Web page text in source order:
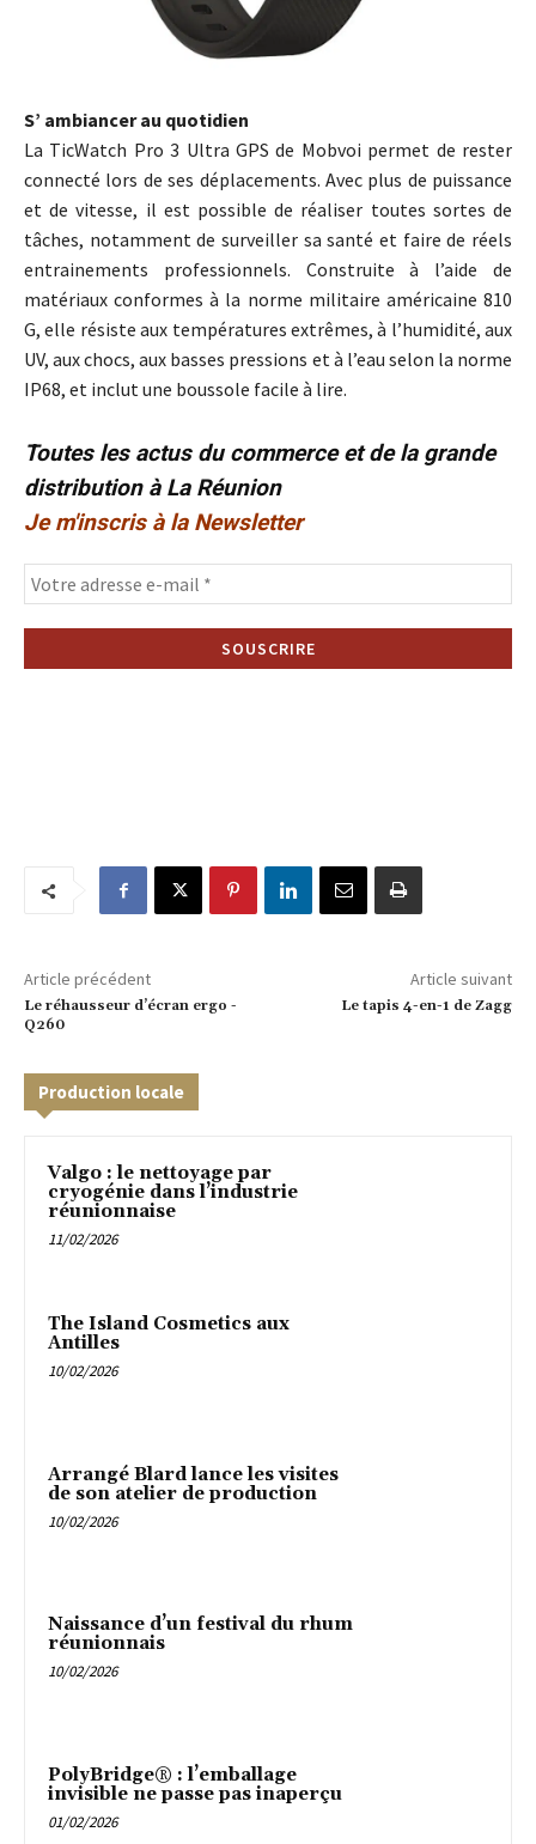
S’ ambiancer au quotidien
La TicWatch Pro 3 Ultra GPS de Mobvoi permet de rester
connecté lors de ses déplacements. Avec plus de puissance
et de vitesse, il est possible de réaliser toutes sortes de
tâches, notamment de surveiller sa santé et faire de réels
entrainements professionnels. Construite à l’aide de
matériaux conformes à la norme militaire américaine 810
G, elle résiste aux températures extrêmes, à l’humidité, aux
UV, aux chocs, aux basses pressions et à l’eau selon la norme
IP68, et inclut une boussole facile à lire.
Toutes les actus du commerce et de la grande
distribution à La Réunion
Je m'inscris à la Newsletter
Article précédent
Le réhausseur d’écran ergo -
Q260
Article suivant
Le tapis 4-en-1 de Zagg
Production locale
Valgo : le nettoyage par
cryogénie dans l’industrie
réunionnaise
11/02/2026
The Island Cosmetics aux
Antilles
10/02/2026
Arrangé Blard lance les visites
de son atelier de production
10/02/2026
Naissance d’un festival du rhum
réunionnais
10/02/2026
PolyBridge® : l’emballage
invisible ne passe pas inaperçu
01/02/2026